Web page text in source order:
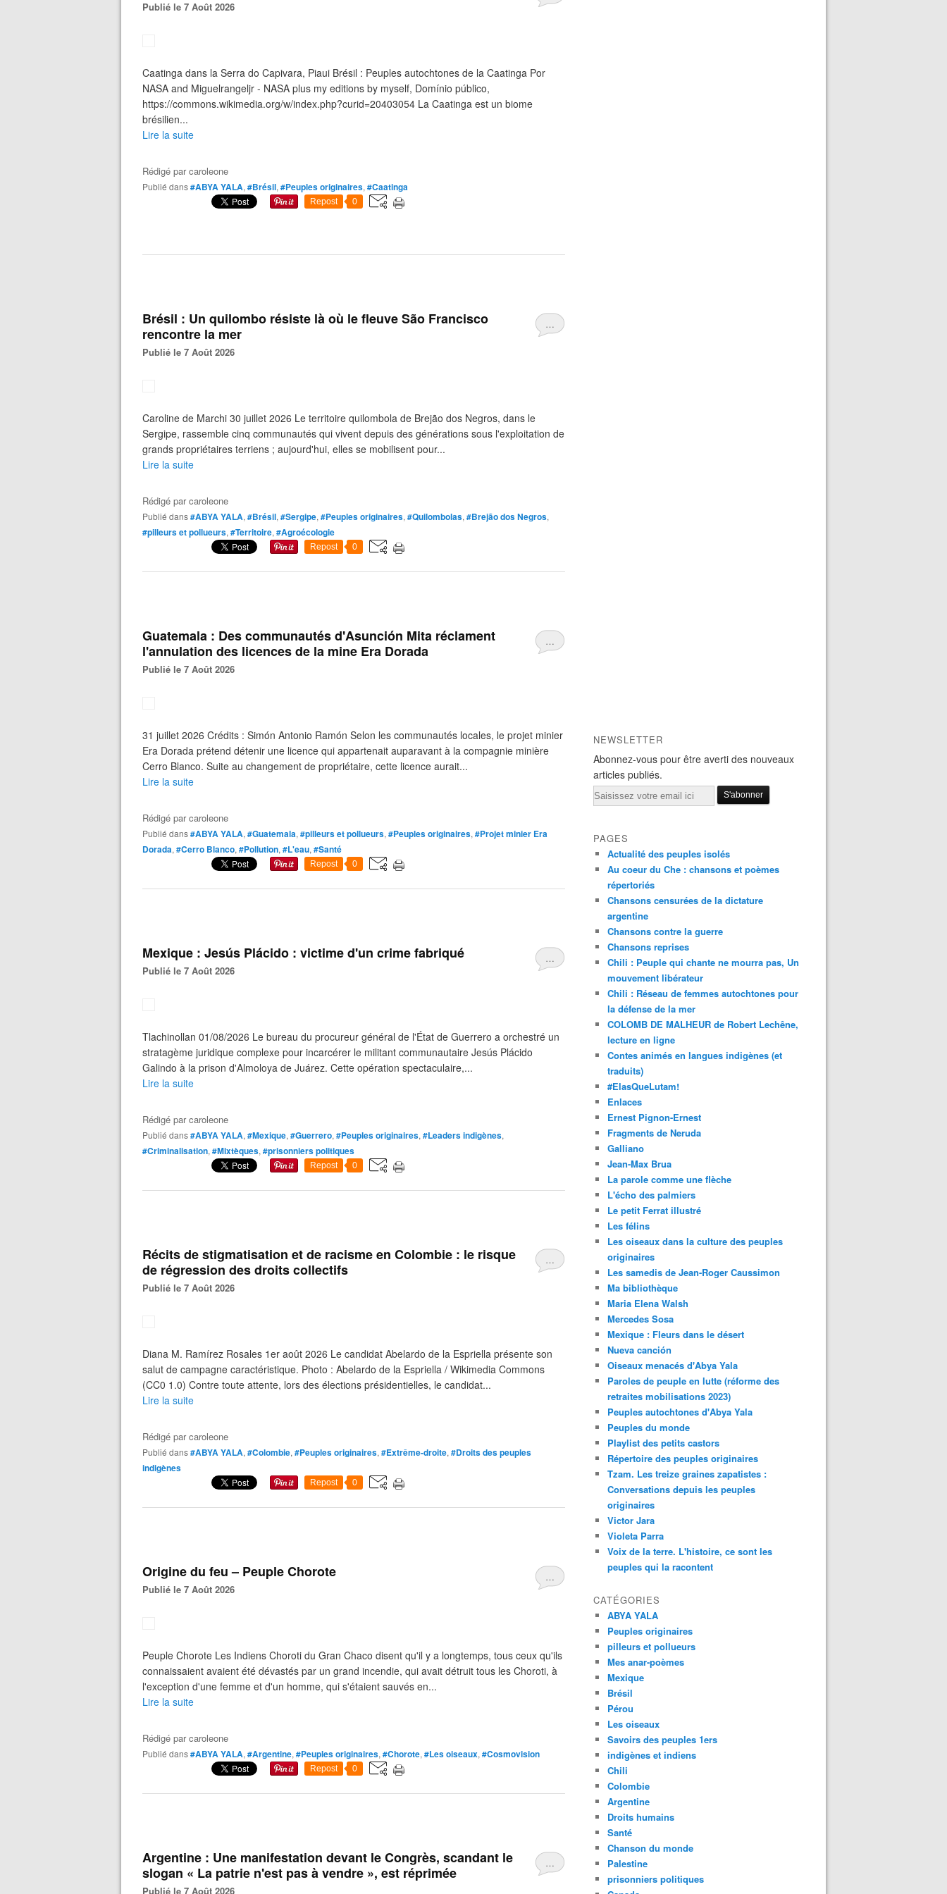
Publié le 7 Août 2026
Caatinga dans la Serra do Capivara, Piaui Brésil : Peuples autochtones de la Caatinga Por
NASA and Miguelrangeljr - NASA plus my editions by myself, Domínio público,
https://commons.wikimedia.org/w/index.php?curid=20403054 La Caatinga est un biome
brésilien...
Lire la suite
Rédigé parcaroleone
Publié dans#ABYA YALA, #Brésil, #Peuples originaires, #Caatinga
Repost 0
…
Brésil : Un quilombo résiste là où le fleuve São Francisco
rencontre la mer
Publié le 7 Août 2026
Caroline de Marchi 30 juillet 2026 Le territoire quilombola de Brejão dos Negros, dans le
Sergipe, rassemble cinq communautés qui vivent depuis des générations sous l'exploitation de
grands propriétaires terriens ; aujourd'hui, elles se mobilisent pour...
Lire la suite
Rédigé parcaroleone
Publié dans#ABYA YALA, #Brésil, #Sergipe, #Peuples originaires, #Quilombolas, #Brejão dos Negros,
#pilleurs et pollueurs, #Territoire, #Agroécologie
Repost 0
…
Guatemala : Des communautés d'Asunción Mita réclament
l'annulation des licences de la mine Era Dorada
Publié le 7 Août 2026
31 juillet 2026 Crédits : Simón Antonio Ramón Selon les communautés locales, le projet minier
Era Dorada prétend détenir une licence qui appartenait auparavant à la compagnie minière
Cerro Blanco. Suite au changement de propriétaire, cette licence aurait...
Lire la suite
Rédigé parcaroleone
Publié dans#ABYA YALA, #Guatemala, #pilleurs et pollueurs, #Peuples originaires, #Projet minier Era
Dorada, #Cerro Blanco, #Pollution, #L'eau, #Santé
Repost 0
…
Mexique : Jesús Plácido : victime d'un crime fabriqué
Publié le 7 Août 2026
Tlachinollan 01/08/2026 Le bureau du procureur général de l'État de Guerrero a orchestré un
stratagème juridique complexe pour incarcérer le militant communautaire Jesús Plácido
Galindo à la prison d'Almoloya de Juárez. Cette opération spectaculaire,...
Lire la suite
Rédigé parcaroleone
Publié dans#ABYA YALA, #Mexique, #Guerrero, #Peuples originaires, #Leaders indigènes,
#Criminalisation, #Mixtèques, #prisonniers politiques
Repost 0
…
Récits de stigmatisation et de racisme en Colombie : le risque
de régression des droits collectifs
Publié le 7 Août 2026
Diana M. Ramírez Rosales 1er août 2026 Le candidat Abelardo de la Espriella présente son
salut de campagne caractéristique. Photo : Abelardo de la Espriella / Wikimedia Commons
(CC0 1.0) Contre toute attente, lors des élections présidentielles, le candidat...
Lire la suite
Rédigé parcaroleone
Publié dans#ABYA YALA, #Colombie, #Peuples originaires, #Extrême-droite, #Droits des peuples
indigènes
Repost 0
…
Origine du feu – Peuple Chorote
Publié le 7 Août 2026
Peuple Chorote Les Indiens Choroti du Gran Chaco disent qu'il y a longtemps, tous ceux qu'ils
connaissaient avaient été dévastés par un grand incendie, qui avait détruit tous les Choroti, à
l'exception d'une femme et d'un homme, qui s'étaient sauvés en...
Lire la suite
Rédigé parcaroleone
Publié dans#ABYA YALA, #Argentine, #Peuples originaires, #Chorote, #Les oiseaux, #Cosmovision
Repost 0
…
Argentine : Une manifestation devant le Congrès, scandant le
slogan « La patrie n'est pas à vendre », est réprimée
Publié le 7 Août 2026
NEWSLETTER
Abonnez-vous pour être averti des nouveaux
articles publiés.
Email
PAGES
Actualité des peuples isolés
Au coeur du Che : chansons et poèmes
répertoriés
Chansons censurées de la dictature
argentine
Chansons contre la guerre
Chansons reprises
Chili : Peuple qui chante ne mourra pas, Un
mouvement libérateur
Chili : Réseau de femmes autochtones pour
la défense de la mer
COLOMB DE MALHEUR de Robert Lechêne,
lecture en ligne
Contes animés en langues indigènes (et
traduits)
#ElasQueLutam!
Enlaces
Ernest Pignon-Ernest
Fragments de Neruda
Galliano
Jean-Max Brua
La parole comme une flèche
L'écho des palmiers
Le petit Ferrat illustré
Les félins
Les oiseaux dans la culture des peuples
originaires
Les samedis de Jean-Roger Caussimon
Ma bibliothèque
Maria Elena Walsh
Mercedes Sosa
Mexique : Fleurs dans le désert
Nueva canción
Oiseaux menacés d'Abya Yala
Paroles de peuple en lutte (réforme des
retraites mobilisations 2023)
Peuples autochtones d'Abya Yala
Peuples du monde
Playlist des petits castors
Répertoire des peuples originaires
Tzam. Les treize graines zapatistes :
Conversations depuis les peuples
originaires
Victor Jara
Violeta Parra
Voix de la terre. L'histoire, ce sont les
peuples qui la racontent
CATÉGORIES
ABYA YALA
Peuples originaires
pilleurs et pollueurs
Mes anar-poèmes
Mexique
Brésil
Pérou
Les oiseaux
Savoirs des peuples 1ers
indigènes et indiens
Chili
Colombie
Argentine
Droits humains
Santé
Chanson du monde
Palestine
prisonniers politiques